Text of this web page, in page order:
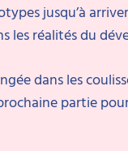
jusqu’à
les réalités du
dans les
partie